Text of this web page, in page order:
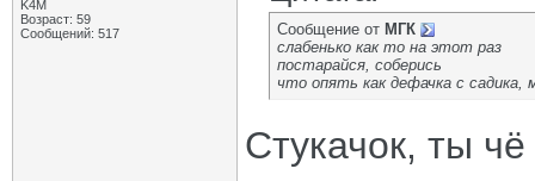
K4M
Возраст: 59
Сообщений: 517
Сообщение от МГК
слабенько как то на этот раз
постарайся, соберись
что опять как дефачка с садика,
Стукачок, ты